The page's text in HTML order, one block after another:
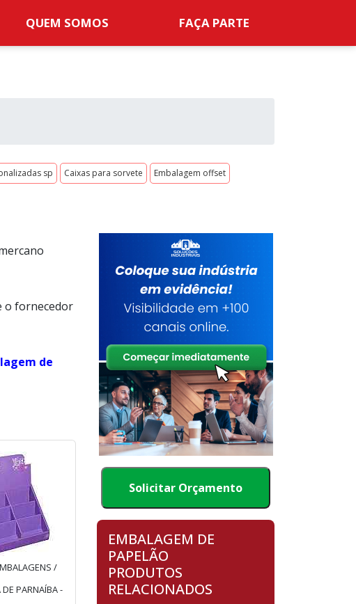
QUEM SOMOS FAÇA PARTE
sp Caixas para sorvete Embalagem offset
o fornecedor
de
/
PARNAÍBA -
Solicitar Orçamento
EMBALAGEM DE
PAPELÃO
PRODUTOS
RELACIONADOS